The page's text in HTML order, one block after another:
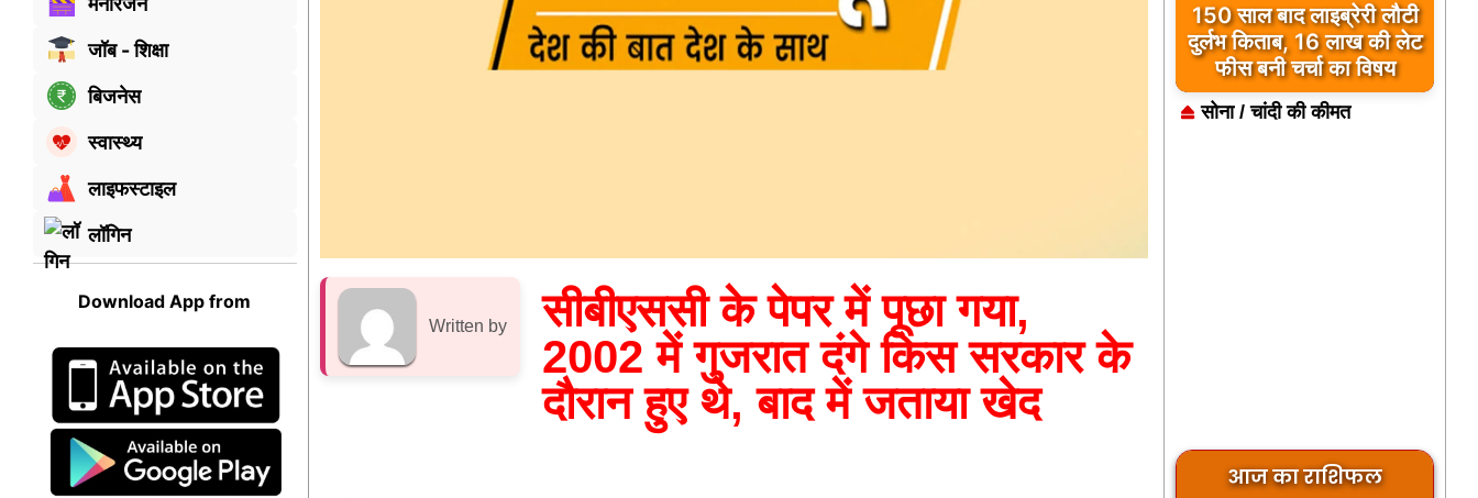
जॉब - शिक्षा
बिजनेस
स्वास्थ्य
लाइफस्टाइल
लॉगिन
Download App from
Written by
सीबीएससी के पेपर में पूछा गया,
2002 में गुजरात दंगे किस सरकार के
दौरान हुए थे, बाद में जताया खेद
150 साल बाद लाइब्रेरी लौटी
दुर्लभ किताब, 16 लाख की लेट
फीस बनी चर्चा का विषय
कुछ मोहब्बतें मुकम्मल होकर भी
अधूरी रह जाती हैं… ‘मुसाफिर
कैफे’ उसी दर्द का नाम है
सोना / चांदी की कीमत
आज का राशिफल